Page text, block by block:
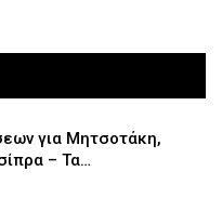
για Μητσοτάκη,
– Τα…